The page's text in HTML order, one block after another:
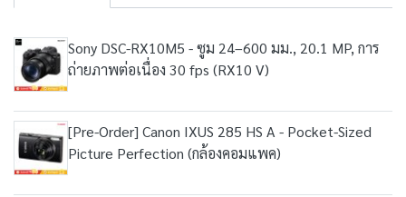
Sony DSC-RX10M5 - ซูม 24–600 มม., 20.1 MP, การ
ถ่ายภาพต่อเนื่อง 30 fps (RX10 V)
[Pre-Order] Canon IXUS 285 HS A - Pocket-Sized
Picture Perfection (กล้องคอมแพค)